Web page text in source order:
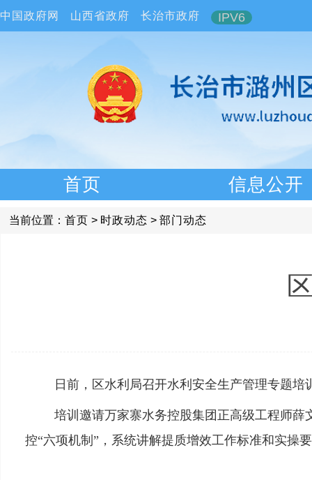
中国政府网 山西省政府 长治市政府 IPV6
首页 信息公开
当前位置： 首页 > 时政动态 > 部门动态
日前，区水利局召开水利安全生产管理专题培
培训邀请万家寨水务控股集团正高级工程师
控“六项机制”，系统讲解提质增效工作标准和实操